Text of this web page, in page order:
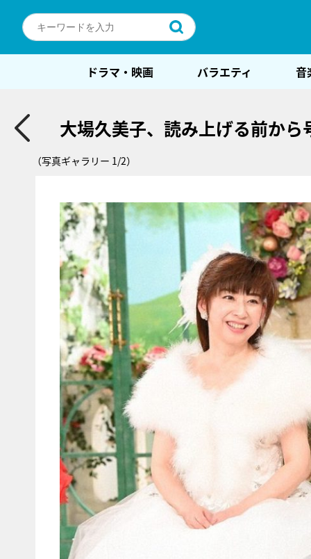
ドラマ・映画 バラエティ 音
大場久美子、読み上げる前か
（写真ギャラリー 1/2）